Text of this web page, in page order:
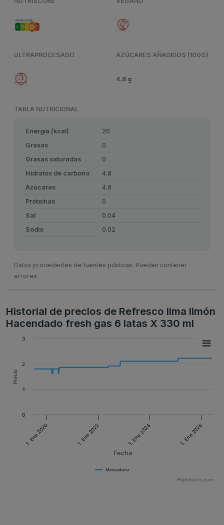
ULTRAPROCESADO AZÚCARES AÑADIDOS (100G)
4.8 g
TABLA NUTRICIONAL
Energía (kcal)
20
Grasas
0
Grasas saturadas
0
Hidratos de carbono
4.8
Azúcares
4.8
Proteínas
0
Sal
0.04
Sodio
0.02
Datos procedentes de fuentes públicas. Pueden contener
errores.
Historial de precios de Refresco lima limón
Hacendado fresh gas 6 latas X 330 ml
Fecha
Precio
1. Ene 2020 1. Ene 2022 1. Ene 2024 1. Ene 2026
0
1
2
3
Mercadona
Highcharts.com